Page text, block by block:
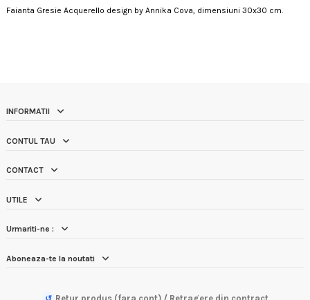
Faianta Gresie Acquerello design by Annika Cova, dimensiuni 30x30 cm.
INFORMATII
CONTUL TAU
CONTACT
UTILE
Urmariti-ne :
Aboneaza-te la noutati